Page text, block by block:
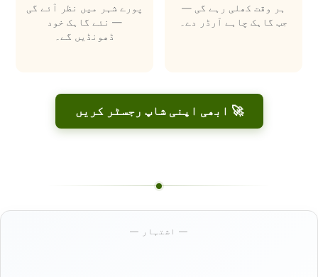
ہر وقت کھلی رہے گی —
جب گاہک چاہے آرڈر دے۔
پورے شہر میں نظر آئے گی
— نئے گاہک خود
ڈھونڈیں گے۔
🚀 ابھی اپنی شاپ رجسٹر کریں
— اشتہار —